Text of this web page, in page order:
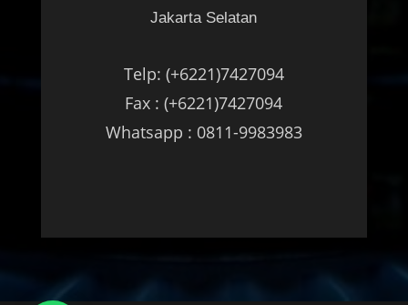
Jakarta Selatan
Telp: (+6221)7427094
Fax : (+6221)7427094
Whatsapp : 0811-9983983